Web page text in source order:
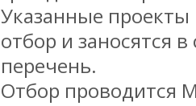
Указанные
отбор и заносятся
перечень.
Отбор проводится